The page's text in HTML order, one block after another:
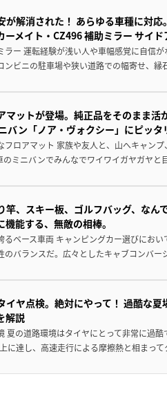
が解消された！ あらゆる車種に対
メイト・CZ496 補助ミラー サイド
ー 運転経験が浅い人や車幅感覚に自信が
ビニの駐車場や狭い道路での幅寄せ、縁
マットが登場。純正品をそのまま活
バン「ノア・ヴォクシー」にピッタ
ロアマット 家族や友人と、山へキャンプ
ミニバンでみんなでワイワイガヤガヤと
、スキー板、ゴルフバッグ、なんで
能する、無敵の相棒。
ベース車両 キャンピングカー選びにおい
バランスだ。広々としたキャブコンバー
ヤ点検。絶対にやって！ 過酷な夏
解説
夏の道路環境はタイヤにとって非常に過
達し、高速走行による摩擦熱と相まって